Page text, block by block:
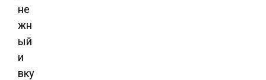
не
жн
ый
и
вку